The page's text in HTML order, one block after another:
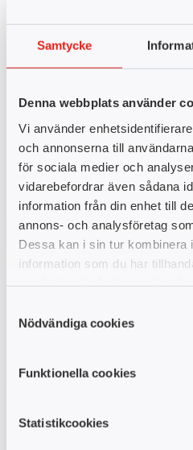
Samtycke
Denna webbplats använder
Vi använder
och annonserna till
för sociala medier och
vidarebefordrar även sådana
information från din enhet till
annons- och analysföretag
Dessa kan i sin tur kombinera
information som du har
Nödvändiga cookies
Funktionella cookies
Statistikcookies
Kurssidan
På respektive kurssida, som
finns allt material du
kursen, inklusive
utbildningskonsulten. Här
laddar upp en